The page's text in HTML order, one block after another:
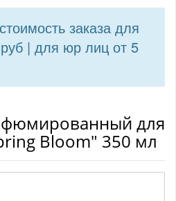
заказа для
| для юр лиц от 5
для
Bloom" 350 мл